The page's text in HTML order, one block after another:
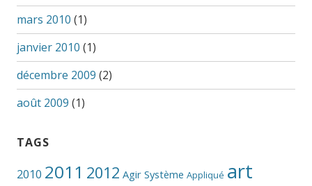
mars 2010 (1)
janvier 2010 (1)
décembre 2009 (2)
août 2009 (1)
TAGS
2010 2011 2012 Agir Système Appliqué art